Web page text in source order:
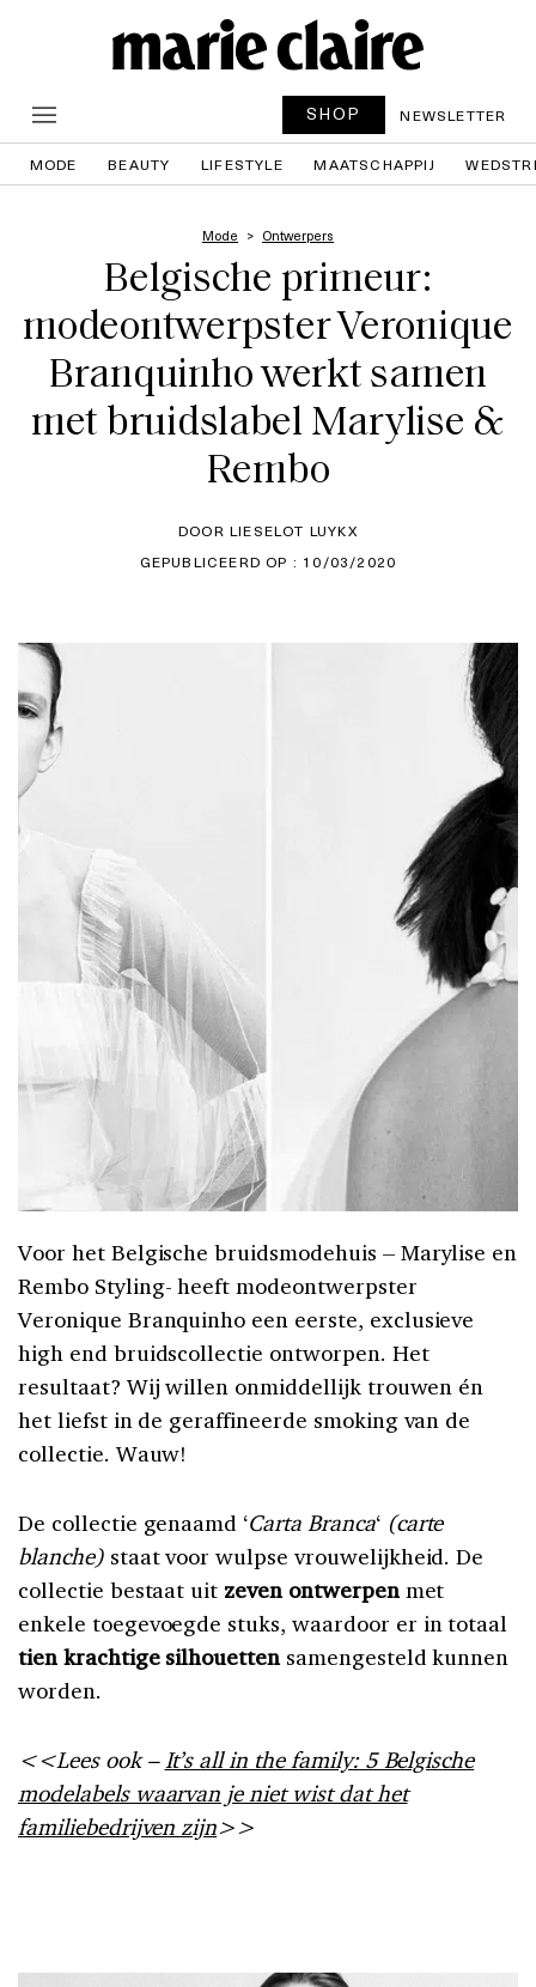
SHOP NEWSLETTER
MODE BEAUTY LIFESTYLE MAATSCHAPPIJ
Mode Ontwerpers
Belgische primeur:
modeontwerpster Veronique
Branquinho werkt samen
met bruidslabel Marylise &
Rembo
DOOR LIESELOT LUYKX
GEPUBLICEERD OP : 10/03/2020
Voor het Belgische bruidsmodehuis – Marylise en
Rembo Styling- heeft modeontwerpster
Veronique Branquinho een eerste, exclusieve
high end bruidscollectie ontworpen. Het
resultaat? Wij willen onmiddellijk trouwen én
het liefst in de geraffineerde smoking van de
collectie. Wauw!
De collectie genaamd ‘Carta Branca‘ (carte
blanche)staat voor wulpse vrouwelijkheid. De
collectie bestaat uit zeven ontwerpenmet
enkele toegevoegde stuks, waardoor er in totaal
tien krachtige silhouettensamengesteld kunnen
worden.
<<Lees ook –It’s all in the family: 5 Belgische
modelabels waarvan je niet wist dat het
familiebedrijven zijn>>